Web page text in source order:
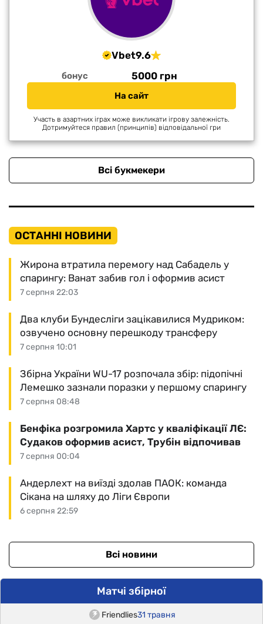
Vbet9.6
бонус 5000 грн
На сайт
Участь в азартних іграх може викликати ігрову залежність.
Дотримуйтеся правил (принципів) відповідальної гри
Всі букмекери
ОСТАННІ НОВИНИ
7 серпня 22:03
Жирона втратила перемогу над Сабадель у
спарингу: Ванат забив гол і оформив асист
7 серпня 10:01
Два клуби Бундесліги зацікавилися Мудриком:
озвучено основну перешкоду трансферу
7 серпня 08:48
Збірна України WU-17 розпочала збір: підопічні
Лемешко зазнали поразки у першому спарингу
7 серпня 00:04
Бенфіка розгромила Хартс у кваліфікації ЛЄ:
Судаков оформив асист, Трубін відпочивав
6 серпня 22:59
Андерлехт на виїзді здолав ПАОК: команда
Сікана на шляху до Ліги Європи
Всі новини
Матчі збірної
Friendlies31 травня